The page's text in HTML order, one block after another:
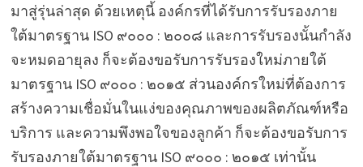
มาสู่รุ่นล่าสุด ด้วยเหตุนี้ องค์กรที่ได้รับการรับรองภาย
ใต้มาตรฐาน ISO ๙๐๐๐ : ๒๐๐๘ และการรับรองนั้นกำลัง
จะหมดอายุลง ก็จะต้องขอรับการรับรองใหม่ภายใต้
มาตรฐาน ISO ๙๐๐๐ : ๒๐๑๕ ส่วนองค์กรใหม่ที่ต้องการ
สร้างความเชื่อมั่นในแง่ของคุณภาพของผลิตภัณฑ์หรือ
บริการ และความพึงพอใจของลูกค้า ก็จะต้องขอรับการ
รับรองภายใต้มาตรฐาน ISO ๙๐๐๐ : ๒๐๑๕ เท่านั้น